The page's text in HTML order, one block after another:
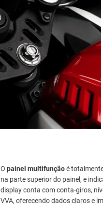
O painel multifunçãoé
na parte superior do painel, e
display conta com conta‑giros,
VVA, oferecendo dados claros e